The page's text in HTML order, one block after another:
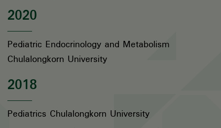
2020
Pediatric Endocrinology and Metabolism
Chulalongkorn University
2018
Pediatrics Chulalongkorn University